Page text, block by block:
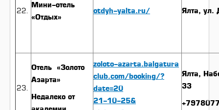
Мини-отель
«Отдых»
otdyh-yalta.ru/ Ялта, ул.
Отель «Золото
Азарта»
Недалеко от
zoloto-azarta.balgatura
club.com/booking/?
date=20
21-10-25&
Ялта,
33